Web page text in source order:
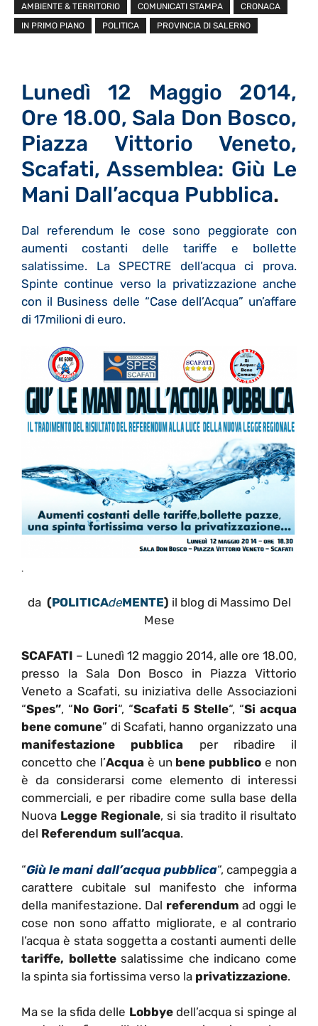
AMBIENTE & TERRITORIO COMUNICATI STAMPA
CRONACA
IN PRIMO PIANO
POLITICA PROVINCIA DI SALERNO
Lunedì 12 Maggio 2014,
Ore 18.00, Sala Don Bosco,
Piazza Vittorio Veneto,
Scafati, Assemblea: Giù Le
Mani Dall’acqua Pubblica.
Dal referendum le cose sono peggiorate con
aumenti costanti delle tariffe e bollette
salatissime. La SPECTRE dell’acqua ci prova.
Spinte continue verso la privatizzazione anche
con il Business delle “Case dell’Acqua” un’affare
di 17milioni di euro.
.
da (POLITICAdeMENTE) il blog di Massimo Del
Mese
SCAFATI – Lunedì 12 maggio 2014, alle ore 18.00,
presso la Sala Don Bosco in Piazza Vittorio
Veneto a Scafati, su iniziativa delle Associazioni
“Spes”, “No Gori“, “Scafati 5 Stelle“, “Si acqua
bene comune” di Scafati, hanno organizzato una
manifestazione pubblica per ribadire il
concetto che l’Acquaè un bene pubblico e non
è da considerarsi come elemento di interessi
commerciali, e per ribadire come sulla base della
Nuova Legge Regionale, si sia tradito il risultato
del Referendum sull’acqua.
“Giù le mani dall’acqua pubblica“, campeggia a
carattere cubitale sul manifesto che informa
della manifestazione. Dal referendum ad oggi le
cose non sono affatto migliorate, e al contrario
l’acqua è stata soggetta a costanti aumenti delle
tariffe, bollettesalatissime che indicano come
la spinta sia fortissima verso la privatizzazione.
Ma se la sfida delle Lobbyedell’acqua si spinge al